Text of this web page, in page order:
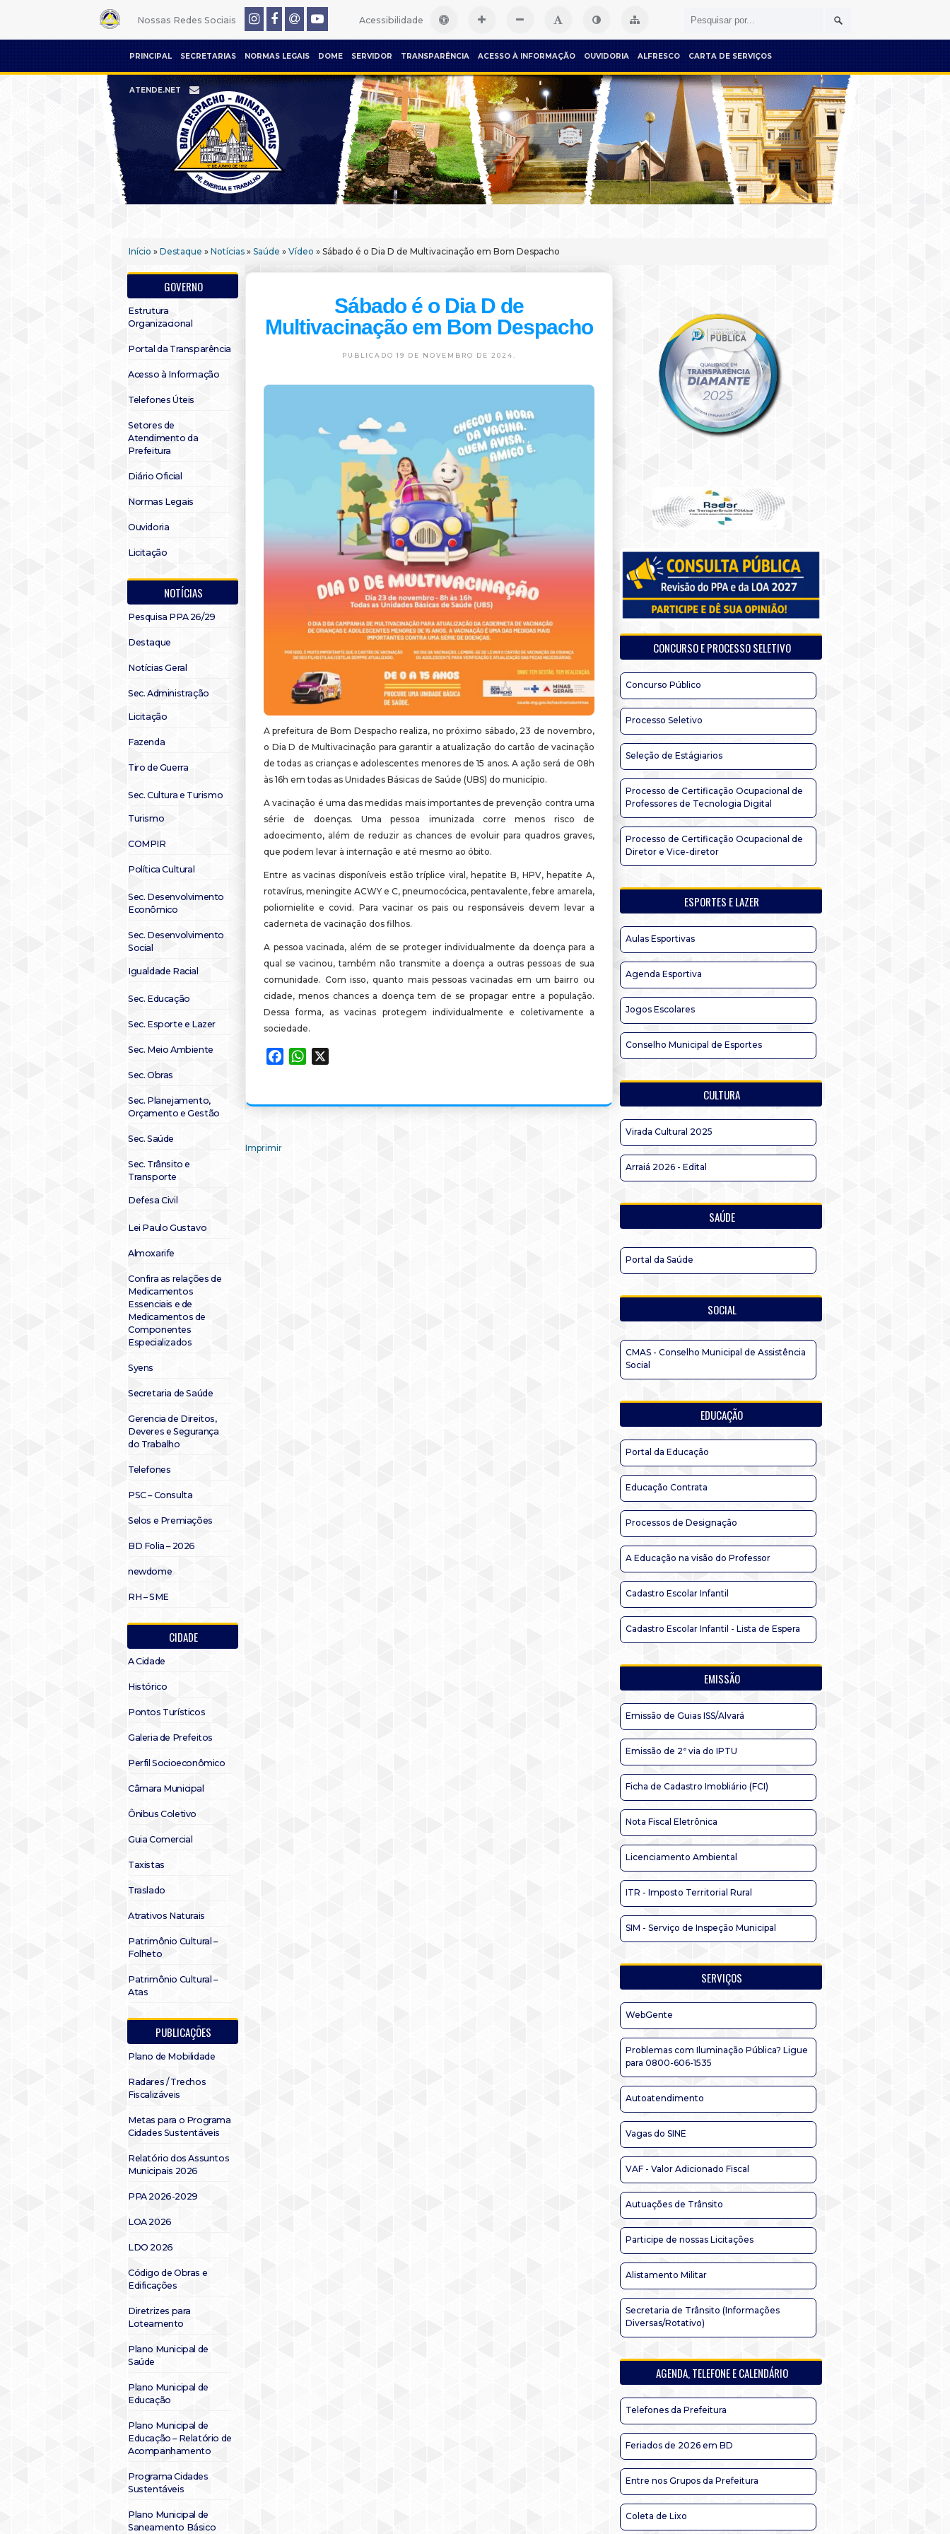
Nossas Redes Sociais Acessibilidade
PRINCIPAL SECRETARIAS NORMAS LEGAIS DOME SERVIDOR TRANSPARÊNCIA ACESSO À INFORMAÇÃO OUVIDORIA ALFRESCO CARTA DE SERVIÇOS
ATENDE.NET
Início » Destaque » Notícias » Saúde » Vídeo » Sábado é o Dia D de Multivacinação em Bom Despacho
GOVERNO
Estrutura
Organizacional
Portal da Transparência
Acesso à Informação
Telefones Úteis
Setores de
Atendimento da
Prefeitura
Diário Oficial
Normas Legais
Ouvidoria
Licitação
NOTÍCIAS
Pesquisa PPA 26/29
Destaque
Notícias Geral
Sec. Administração
Licitação
Fazenda
Tiro de Guerra
Sec. Cultura e Turismo
Turismo
COMPIR
Política Cultural
Sec. Desenvolvimento
Econômico
Sec. Desenvolvimento
Social
Igualdade Racial
Sec. Educação
Sec. Esporte e Lazer
Sec. Meio Ambiente
Sec. Obras
Sec. Planejamento,
Orçamento e Gestão
Sec. Saúde
Sec. Trânsito e
Transporte
Defesa Civil
Lei Paulo Gustavo
Almoxarife
Confira as relações de
Medicamentos
Essenciais e de
Medicamentos de
Componentes
Especializados
Syens
Secretaria de Saúde
Gerencia de Direitos,
Deveres e Segurança
do Trabalho
Telefones
PSC – Consulta
Selos e Premiações
BD Folia – 2026
newdome
RH – SME
CIDADE
A Cidade
Histórico
Pontos Turísticos
Galeria de Prefeitos
Perfil Socioeconômico
Câmara Municipal
Ônibus Coletivo
Guia Comercial
Taxistas
Traslado
Atrativos Naturais
Patrimônio Cultural –
Folheto
Patrimônio Cultural –
Atas
PUBLICAÇÕES
Plano de Mobilidade
Radares / Trechos
Fiscalizáveis
Metas para o Programa
Cidades Sustentáveis
Relatório dos Assuntos
Municipais 2026
PPA 2026-2029
LOA 2026
LDO 2026
Código de Obras e
Edificações
Diretrizes para
Loteamento
Plano Municipal de
Saúde
Plano Municipal de
Educação
Plano Municipal de
Educação – Relatório de
Acompanhamento
Programa Cidades
Sustentáveis
Plano Municipal de
Saneamento Básico
Sábado é o Dia D de
Multivacinação em Bom Despacho
PUBLICADO 19 DE NOVEMBRO DE 2024.
A prefeitura de Bom Despacho realiza, no próximo sábado, 23 de novembro,
o Dia D de Multivacinação para garantir a atualização do cartão de vacinação
de todas as crianças e adolescentes menores de 15 anos. A ação será de 08h
às 16h em todas as Unidades Básicas de Saúde (UBS) do município.
A vacinação é uma das medidas mais importantes de prevenção contra uma
série de doenças. Uma pessoa imunizada corre menos risco de
adoecimento, além de reduzir as chances de evoluir para quadros graves,
que podem levar à internação e até mesmo ao óbito.
Entre as vacinas disponíveis estão tríplice viral, hepatite B, HPV, hepatite A,
rotavírus, meningite ACWY e C, pneumocócica, pentavalente, febre amarela,
poliomielite e covid. Para vacinar os pais ou responsáveis devem levar a
caderneta de vacinação dos filhos.
A pessoa vacinada, além de se proteger individualmente da doença para a
qual se vacinou, também não transmite a doença a outras pessoas de sua
comunidade. Com isso, quanto mais pessoas vacinadas em um bairro ou
cidade, menos chances a doença tem de se propagar entre a população.
Dessa forma, as vacinas protegem individualmente e coletivamente a
sociedade.
FacebookWhatsApp
Imprimir
CONCURSO E PROCESSO SELETIVO
Concurso Público
Processo Seletivo
Seleção de Estágiarios
Processo de Certificação Ocupacional de
Professores de Tecnologia Digital
Processo de Certificação Ocupacional de
Diretor e Vice-diretor
ESPORTES E LAZER
Aulas Esportivas
Agenda Esportiva
Jogos Escolares
Conselho Municipal de Esportes
CULTURA
Virada Cultural 2025
Arraiá 2026 - Edital
SAÚDE
Portal da Saúde
SOCIAL
CMAS - Conselho Municipal de Assistência
Social
EDUCAÇÃO
Portal da Educação
Educação Contrata
Processos de Designação
A Educação na visão do Professor
Cadastro Escolar Infantil
Cadastro Escolar Infantil - Lista de Espera
EMISSÃO
Emissão de Guias ISS/Alvará
Emissão de 2ª via do IPTU
Ficha de Cadastro Imobliário (FCI)
Nota Fiscal Eletrônica
Licenciamento Ambiental
ITR - Imposto Territorial Rural
SIM - Serviço de Inspeção Municipal
SERVIÇOS
WebGente
Problemas com Iluminação Pública? Ligue
para 0800-606-1535
Autoatendimento
Vagas do SINE
VAF - Valor Adicionado Fiscal
Autuações de Trânsito
Participe de nossas Licitações
Alistamento Militar
Secretaria de Trânsito (Informações
Diversas/Rotativo)
AGENDA, TELEFONE E CALENDÁRIO
Telefones da Prefeitura
Feriados de 2026 em BD
Entre nos Grupos da Prefeitura
Coleta de Lixo